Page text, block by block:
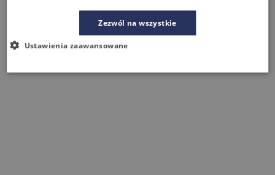
Zezwól na wszystkie
Ustawienia zaawansowane